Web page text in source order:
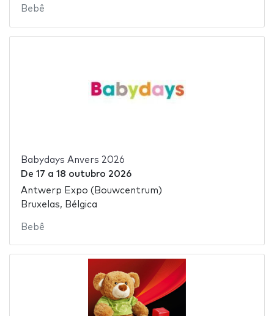
Bebê
Babydays Anvers 2026
De 17 a 18 outubro 2026
Antwerp Expo (Bouwcentrum)
Bruxelas, Bélgica
Bebê